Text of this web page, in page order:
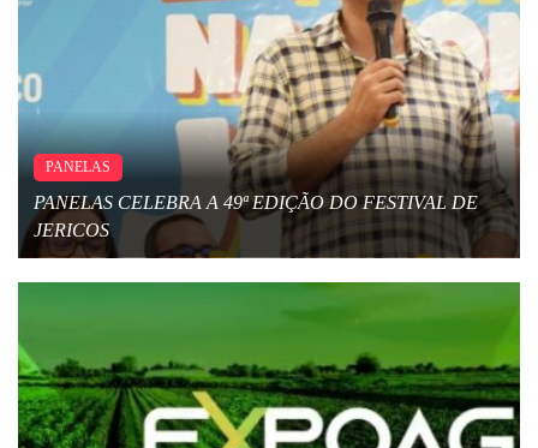
PANELAS
PANELAS CELEBRA A 49ª EDIÇÃO DO FESTIVAL DE
JERICOS